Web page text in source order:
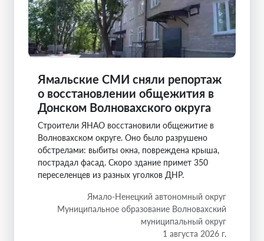
Ямальские СМИ сняли репортаж
о восстановлении общежития в
Донском Волновахского округа
Строители ЯНАО восстановили общежитие в
Волновахском округе. Оно было разрушено
обстрелами: выбиты окна, повреждена крыша,
пострадал фасад. Скоро здание примет 350
переселенцев из разных уголков ДНР.
Ямало-Ненецкий автономный округ
Муниципальное образование Волновахский
муниципальный округ
1 августа 2026 г.